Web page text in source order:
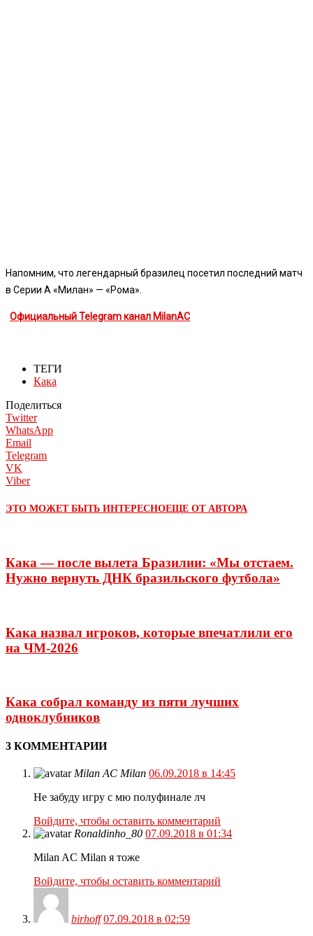
Напомним, что легендарный бразилец посетил последний матч
в Серии А «Милан» — «Рома».
Официальный Telegram канал MilanAC
ТЕГИ
Кака
Поделиться
Twitter
WhatsApp
Email
Telegram
VK
Viber
ЭТО МОЖЕТ БЫТЬ ИНТЕРЕСНОЕЩЕ ОТ АВТОРА
Кака — после вылета Бразилии: «Мы отстаем.
Нужно вернуть ДНК бразильского футбола»
Кака назвал игроков, которые впечатлили его
на ЧМ-2026
Кака собрал команду из пяти лучших
одноклубников
3 КОММЕНТАРИИ
Milan AC Milan 06.09.2018 в 14:45
Не забуду игру с мю полуфинале лч
Войдите, чтобы оставить комментарий
Ronaldinho_80 07.09.2018 в 01:34
Milan AC Milan я тоже
Войдите, чтобы оставить комментарий
birhoff 07.09.2018 в 02:59